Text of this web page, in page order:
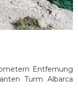
Entfernung
Turm Albarca